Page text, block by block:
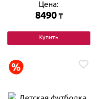
Цена:
8490 ₸
Купить